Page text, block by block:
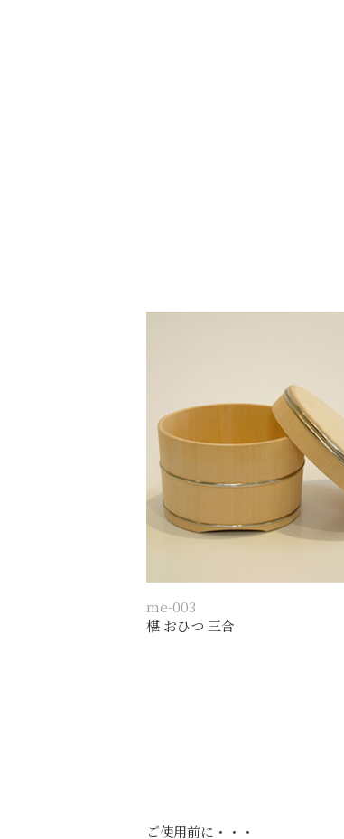
me-003
椹 おひつ 三合
ご使用前に・・・